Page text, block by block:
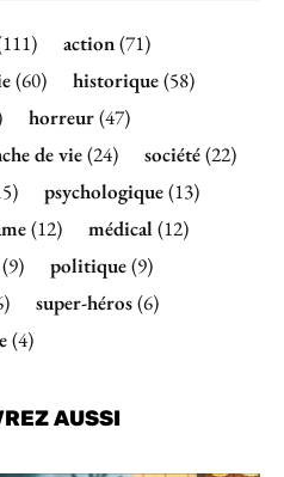
action(71)
(60) historique(58)
horreur(47)
de vie(24) société(22)
psychologique(13)
(12) médical(12)
(9) politique(9)
super-héros(6)
(4)
AUSSI